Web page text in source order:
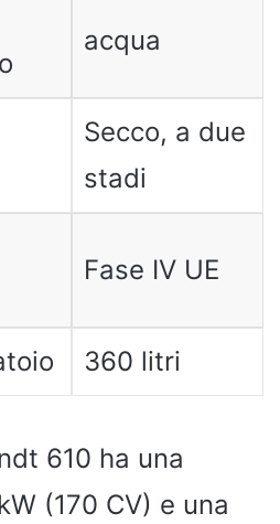
acqua
Secco, a due
stadi
Fase IV UE
360 litri
610 ha una
(170 CV) e una